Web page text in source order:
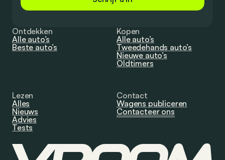
Ontdekken
Alle auto’s
Beste auto’s
Kopen
Alle auto’s
Tweedehands auto’s
Nieuwe auto’s
Oldtimers
Lezen
Alles
Nieuws
Advies
Tests
Contact
Wagens publiceren
Contacteer ons